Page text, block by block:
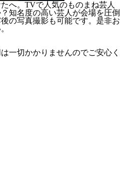
へ。TVで人気のものまね芸人
知名度の高い芸人が会場を圧倒
の写真撮影も可能です。是非お
一切かかりませんのでご安心く